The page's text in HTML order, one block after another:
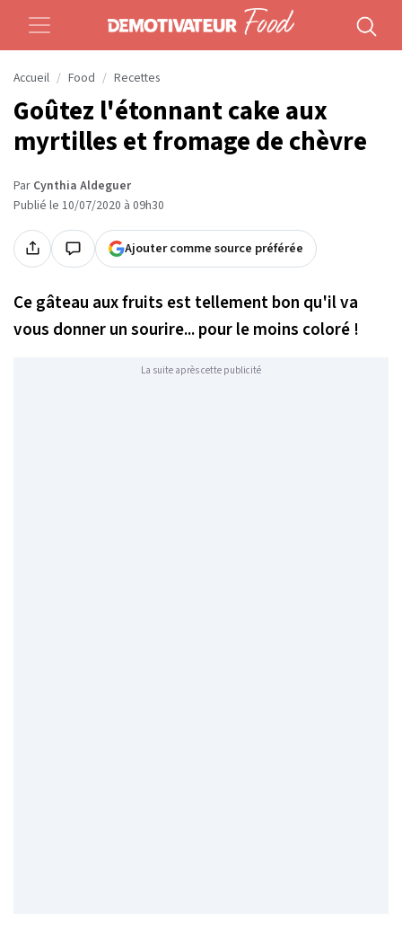
Accueil Food Recettes
Goûtez l'étonnant cake aux
myrtilles et fromage de chèvre
Par Cynthia Aldeguer
Publié le 10/07/2020 à 09h30
Ajouter comme source préférée
Ce gâteau aux fruits est tellement bon qu'il va
vous donner un sourire... pour le moins coloré !
La suite après cette publicité